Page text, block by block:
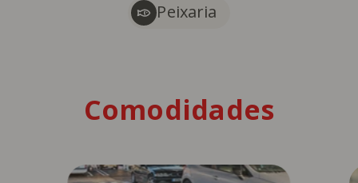
Peixaria
Comodidades